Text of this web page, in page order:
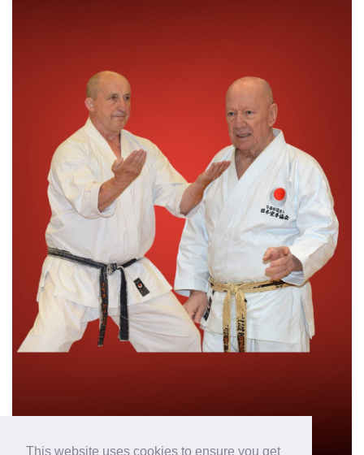
This website uses cookies to ensure you get